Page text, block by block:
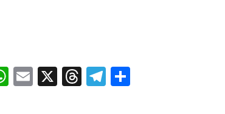
WhatsApp
Email
X ThreadsTelegram